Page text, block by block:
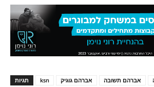
תגיות ksn אברהם גוגיק אברהם תשובה